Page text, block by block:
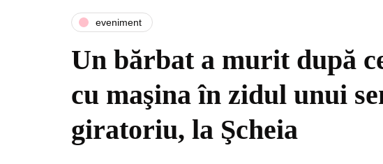
eveniment
Un bărbat a murit după
cu maşina în zidul unui
giratoriu, la Şcheia